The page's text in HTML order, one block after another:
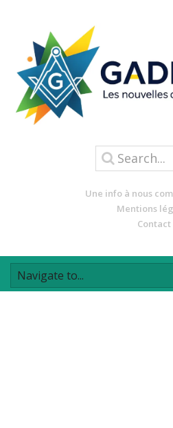
Une info à nous
Mentions
Contact